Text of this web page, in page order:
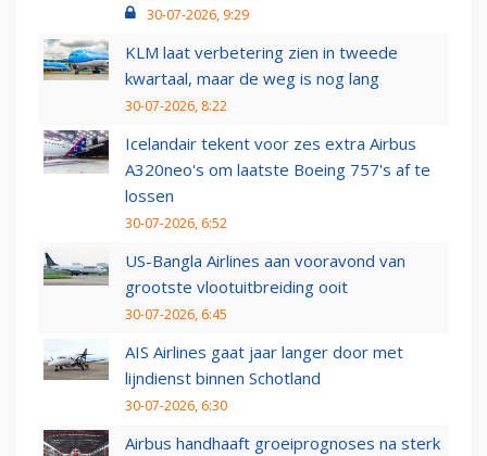
30-07-2026, 9:29
KLM laat verbetering zien in tweede
kwartaal, maar de weg is nog lang
30-07-2026, 8:22
Icelandair tekent voor zes extra Airbus
A320neo's om laatste Boeing 757's af te
lossen
30-07-2026, 6:52
US-Bangla Airlines aan vooravond van
grootste vlootuitbreiding ooit
30-07-2026, 6:45
AIS Airlines gaat jaar langer door met
lijndienst binnen Schotland
30-07-2026, 6:30
Airbus handhaaft groeiprognoses na sterk